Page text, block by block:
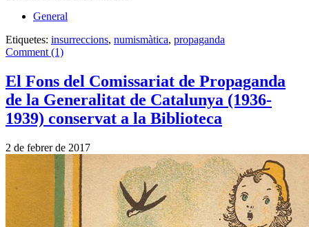
General
Etiquetes: insurreccions, numismàtica, propaganda
Comment (1)
El Fons del Comissariat de Propaganda
de la Generalitat de Catalunya (1936-
1939) conservat a la Biblioteca
2 de febrer de 2017